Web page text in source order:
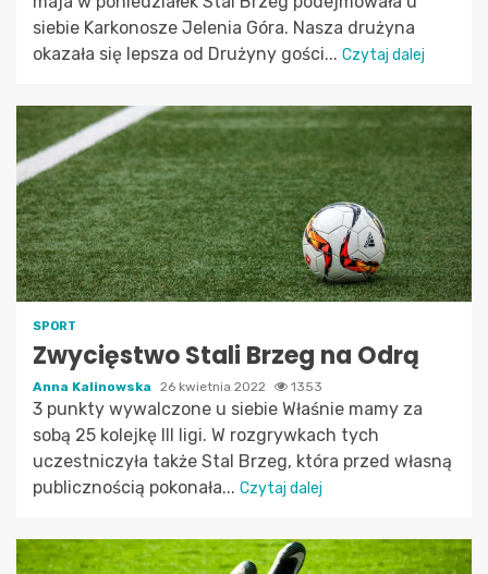
siebie Karkonosze Jelenia Góra. Nasza drużyna
okazała się lepsza od Drużyny gości... Czytaj dalej
SPORT
Zwycięstwo Stali Brzeg na Odrą
Anna Kalinowska 26 kwietnia 2022 1353
3 punkty wywalczone u siebie Właśnie mamy za
sobą 25 kolejkę III ligi. W rozgrywkach tych
uczestniczyła także Stal Brzeg, która przed własną
publicznością pokonała... Czytaj dalej